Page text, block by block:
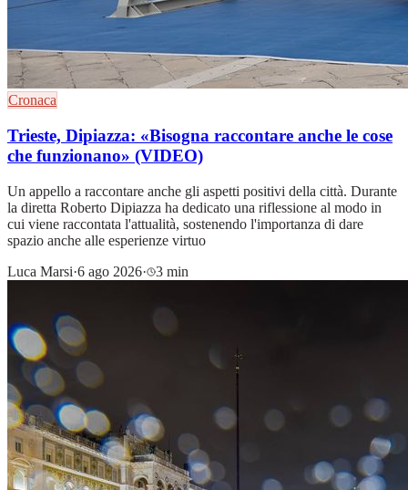
Cronaca
Trieste, Dipiazza: «Bisogna raccontare anche le cose
che funzionano» (VIDEO)
Un appello a raccontare anche gli aspetti positivi della città. Durante
la diretta Roberto Dipiazza ha dedicato una riflessione al modo in
cui viene raccontata l'attualità, sostenendo l'importanza di dare
spazio anche alle esperienze virtuo
Luca Marsi·6 ago 2026· 3 min